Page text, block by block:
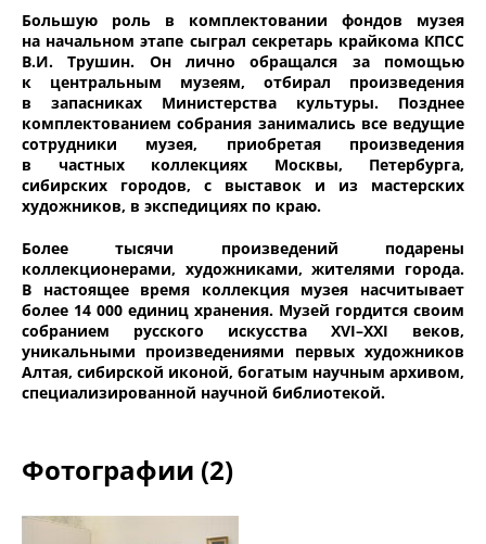
Большую роль в комплектовании фондов музея
на начальном этапе сыграл секретарь крайкома КПСС
В.И. Трушин. Он лично обращался за помощью
к центральным музеям, отбирал произведения
в запасниках Министерства культуры. Позднее
комплектованием собрания занимались все ведущие
сотрудники музея, приобретая произведения
в частных коллекциях Москвы, Петербурга,
сибирских городов, с выставок и из мастерских
художников, в экспедициях по краю.
Более тысячи произведений подарены
коллекционерами, художниками, жителями города.
В настоящее время коллекция музея насчитывает
более 14 000 единиц хранения. Музей гордится своим
собранием русского искусства XVI–XXI веков,
уникальными произведениями первых художников
Алтая, сибирской иконой, богатым научным архивом,
специализированной научной библиотекой.
Фотографии (2)